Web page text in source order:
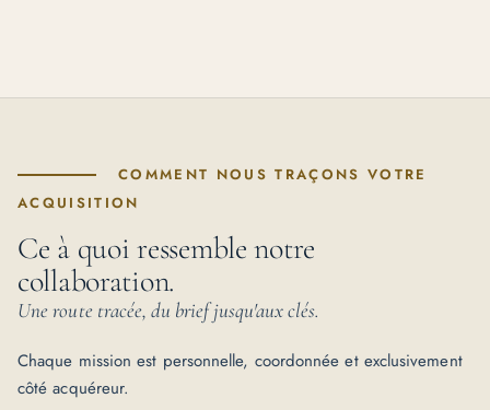
COMMENT NOUS TRAÇONS VOTRE
ACQUISITION
Ce à quoi ressemble notre
collaboration.
Une route tracée, du brief jusqu'aux clés.
Chaque mission est personnelle, coordonnée et exclusivement
côté acquéreur.